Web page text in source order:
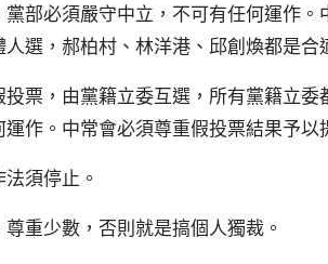
部必須嚴守中立，不可有任何運作。
選，郝柏村、林洋港、邱創煥都是合
票，由黨籍立委互選，所有黨籍立委
作。中常會必須尊重假投票結果予以
須停止。
重少數，否則就是搞個人獨裁。